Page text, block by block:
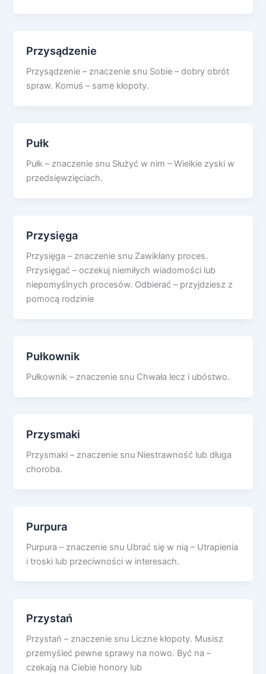
Przysądzenie
Przysądzenie – znaczenie snu Sobie – dobry obrót
spraw. Komuś – same kłopoty.
Pułk
Pułk – znaczenie snu Służyć w nim – Wielkie zyski w
przedsięwzięciach.
Przysięga
Przysięga – znaczenie snu Zawikłany proces.
Przysięgać – oczekuj niemiłych wiadomości lub
niepomyślnych procesów. Odbierać – przyjdziesz z
pomocą rodzinie
Pułkownik
Pułkownik – znaczenie snu Chwała lecz i ubóstwo.
Przysmaki
Przysmaki – znaczenie snu Niestrawność lub długa
choroba.
Purpura
Purpura – znaczenie snu Ubrać się w nią – Utrapienia
i troski lub przeciwności w interesach.
Przystań
Przystań – znaczenie snu Liczne kłopoty. Musisz
przemyśleć pewne sprawy na nowo. Być na –
czekają na Ciebie honory lub